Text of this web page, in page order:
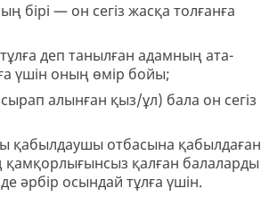
— он сегіз жасқа толғанға
деп танылған адамның ата-
үшін оның өмір бойы;
алынған қыз/ұл) бала он сегіз
қабылдаушы отбасына қабылдаған
қалған балаларды
әрбір осындай тұлға үшін.